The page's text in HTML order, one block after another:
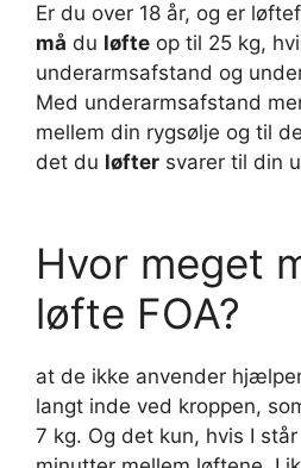
Er du over 18 år, og er
må du løfte op til 25 kg,
underarmsafstand og
Med underarmsafstand
mellem din rygsølje og til
det du løfter svarer til din
Hvor meget
løfte FOA?
at de ikke anvender
langt inde ved kroppen,
7 kg. Og det kun, hvis I